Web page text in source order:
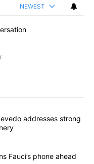
NEWEST
articles in the last
Rep. Acevedo
addresses strong
obtains Fauci’s
Fauci’s phone ahead